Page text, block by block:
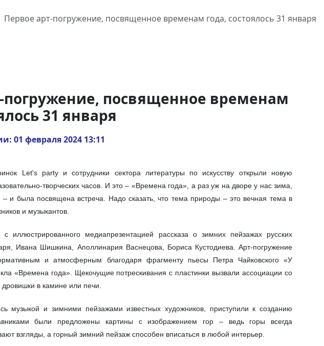
Первое арт-погружение, посвященное временам года, состоялось 31 января
погружение, посвященное временам
31 января
01 февраля 2024 13:11
Let's party и сотрудники сектора литературы по искусству открыли новую
творческих часов. И это – «Времена года», а раз уж на дворе у нас зима,
и была посвящена встреча. Надо сказать, что тема природы – это вечная тема в
и музыкантов.
с иллюстрированного медиапрезентацией рассказа о зимних пейзажах русских
Ивана Шишкина, Аполлинария Васнецова, Бориса Кустодиева. Арт-погружение
и атмосферным благодаря фрагменту пьесы Петра Чайковского «У
«Времена года». Щекочущие потрескивания с пластинки вызвали ассоциации со
в камине или печи.
музыкой и зимними пейзажами известных художников, приступили к созданию
были предложены картины с изображением гор – ведь горы всегда
взгляды, а горный зимний пейзаж способен вписаться в любой интерьер.